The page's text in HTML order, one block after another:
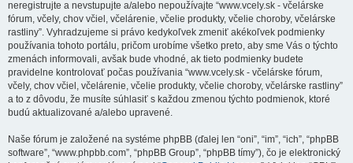
neregistrujte a nevstupujte a/alebo nepoužívajte “www.vcely.sk - včelárske
fórum, včely, chov včiel, včelárenie, včelie produkty, včelie choroby, včelárske
rastliny”. Vyhradzujeme si právo kedykoľvek zmeniť akékoľvek podmienky
používania tohoto portálu, pričom urobíme všetko preto, aby sme Vás o týchto
zmenách informovali, avšak bude vhodné, ak tieto podmienky budete
pravidelne kontrolovať počas používania “www.vcely.sk - včelárske fórum,
včely, chov včiel, včelárenie, včelie produkty, včelie choroby, včelárske rastliny”
a to z dôvodu, že musíte súhlasiť s každou zmenou týchto podmienok, ktoré
budú aktualizované a/alebo upravené.
Naše fórum je založené na systéme phpBB (ďalej len “oni”, “im”, “ich”, “phpBB
software”, “www.phpbb.com”, “phpBB Group”, “phpBB tímy”), čo je elektronický